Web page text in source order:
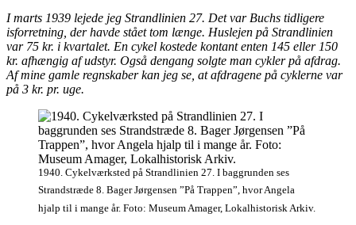
I marts 1939 lejede jeg Strandlinien 27. Det var Buchs tidligere
isforretning, der havde stået tom længe. Huslejen på Strandlinien
var 75 kr. i kvartalet. En cykel kostede kontant enten 145 eller 150
kr. afhængig af udstyr. Også dengang solgte man cykler på afdrag.
Af mine gamle regnskaber kan jeg se, at afdragene på cyklerne var
på 3 kr. pr. uge.
1940. Cykelværksted på Strandlinien 27. I baggrunden ses
Strandstræde 8. Bager Jørgensen ”På Trappen”, hvor Angela
hjalp til i mange år. Foto: Museum Amager, Lokalhistorisk Arkiv.